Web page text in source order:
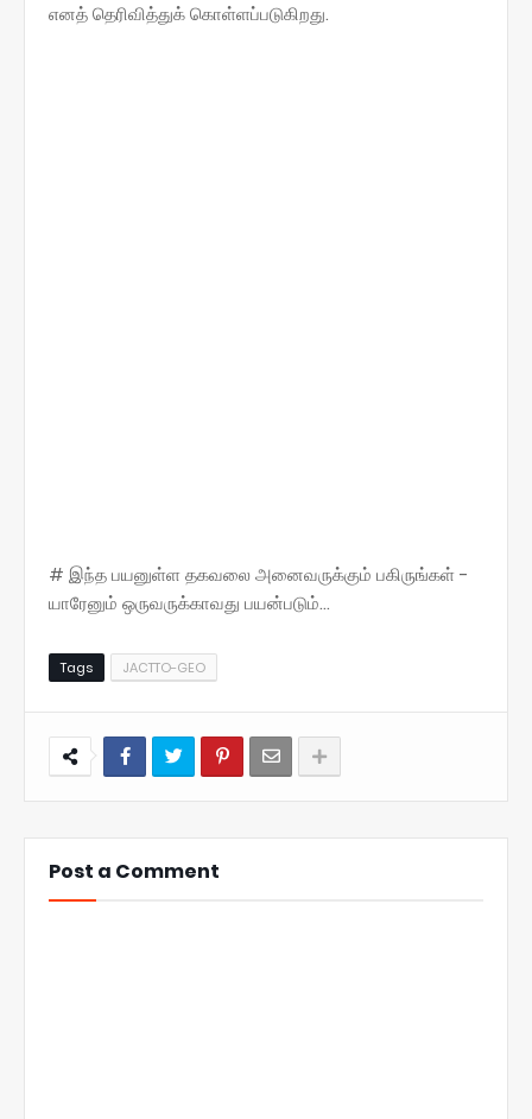
எனத் தெரிவித்துக் கொள்ளப்படுகிறது.
# இந்த பயனுள்ள தகவலை அனைவருக்கும் பகிருங்கள் -
யாரேனும் ஒருவருக்காவது பயன்படும்...
Tags JACTTO-GEO
Post a Comment